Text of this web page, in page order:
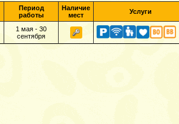
Период
работы
Наличие
мест
Услуги
1 мая - 30
сентября